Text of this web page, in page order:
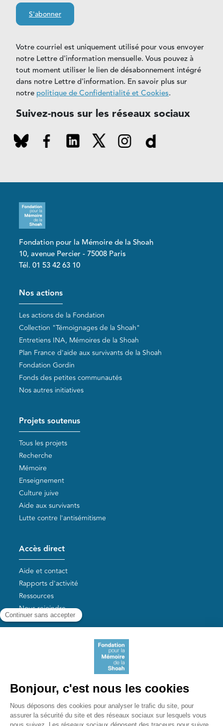
S'abonner
Votre courriel est uniquement utilisé pour vous envoyer
notre Lettre d'information mensuelle. Vous pouvez à
tout moment utiliser le lien de désabonnement intégré
dans notre Lettre d'information. En savoir plus sur
notre politique de Confidentialité et Cookies.
Suivez-nous sur les réseaux sociaux
Fondation pour la Mémoire de la Shoah
10, avenue Percier - 75008 Paris
Tél. 01 53 42 63 10
Pied de page
Nos actions
Les actions de la Fondation
Collection "Témoignages de la Shoah"
Entretiens INA, Mémoires de la Shoah
Plan France d'aide aux survivants de la Shoah
Fondation Gordin
Fonds des petites communautés
Nos autres initiatives
Projets soutenus
Tous les projets
Recherche
Mémoire
Enseignement
Culture juive
Aide aux survivants
Lutte contre l'antisémitisme
Accès direct
Aide et contact
Rapports d'activité
Ressources
Nous rejoindre
Aide aux survivants de la Shoah
Liens utiles
Mémorial de la Shoah